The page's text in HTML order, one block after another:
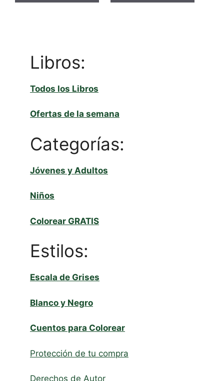
Libros:
Todos los Libros
Ofertas de la semana
Categorías:
Jóvenes y Adultos
Niños
Colorear GRATIS
Estilos:
Escala de Grises
Blanco y Negro
Cuentos para Colorear
Protección de tu compra
Derechos de Autor